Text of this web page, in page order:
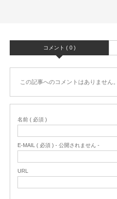
コメント ( 0 )
この記事へのコメントはありません。
名前 ( 必須 )
E-MAIL ( 必須 ) - 公開されません -
URL